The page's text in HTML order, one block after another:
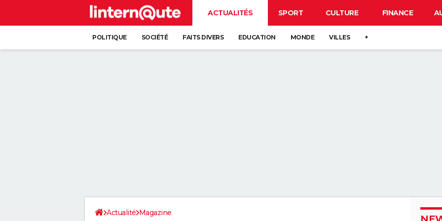
ACTUALITÉS SPORT CULTURE FINANCE
POLITIQUE SOCIÉTÉ FAITS DIVERS EDUCATION MONDE VILLES +
Actualité Magazine